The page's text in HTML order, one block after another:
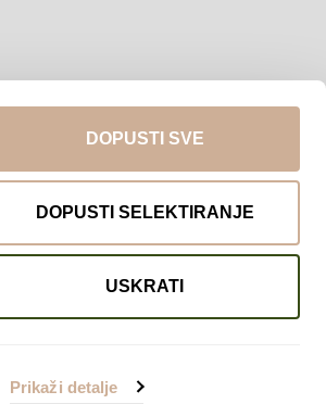
Prikaži detalje
DOPUSTI SVE
DOPUSTI SELEKTIRANJE
USKRATI
Povratak na vrh